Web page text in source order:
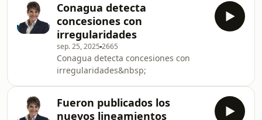
Conagua detecta
concesiones con
irregularidades
sep. 25, 2025 2665
Conagua detecta concesiones con
irregularidades&nbsp;
Fueron publicados los
nuevos lineamientos